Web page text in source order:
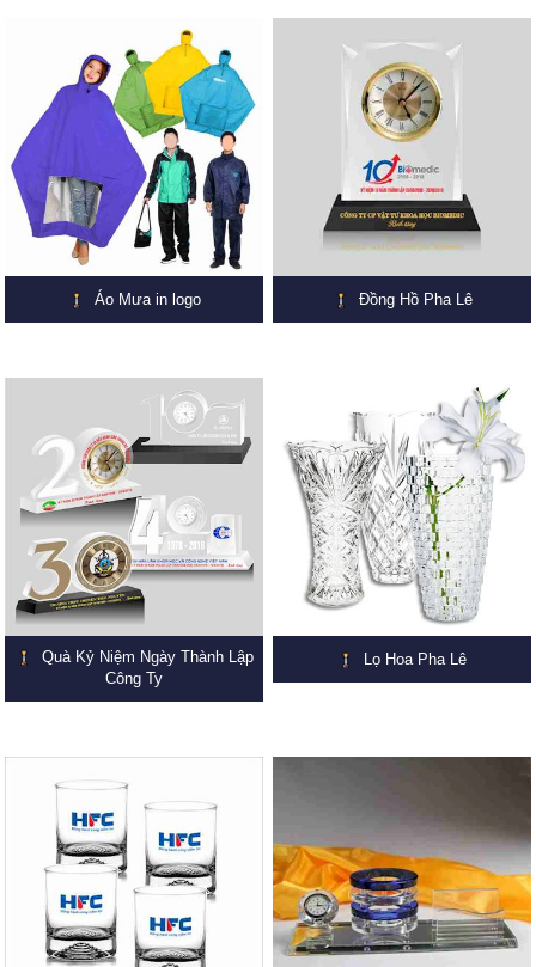
Áo Mưa in logo Đồng Hồ Pha Lê
Quà Kỷ Niệm Ngày Thành Lập
Công Ty
Lọ Hoa Pha Lê